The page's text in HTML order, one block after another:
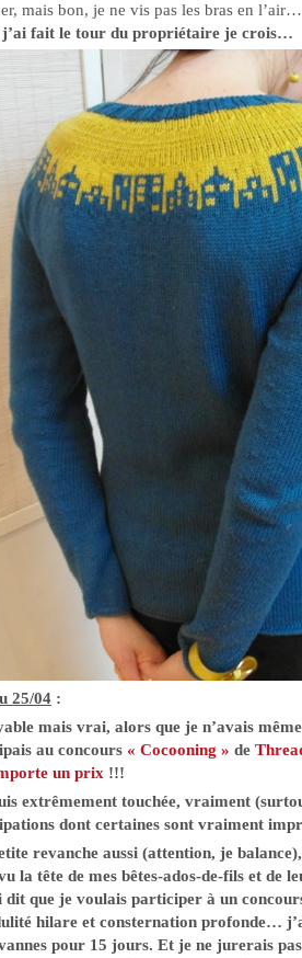
mais bon, je ne vis pas les bras en l’air…
fait le tour du propriétaire je crois…
25/04 :
mais vrai, alors que je n’avais
au concours « Cocooning » de
un prix !!!
extrêmement touchée, vraiment
dont certaines sont vraiment
revanche aussi (attention, je
la tête de mes bêtes-ados-de-fils et de
dit que je voulais participer à un
hilare et consternation profonde…
pour 15 jours. Et je ne jurerais